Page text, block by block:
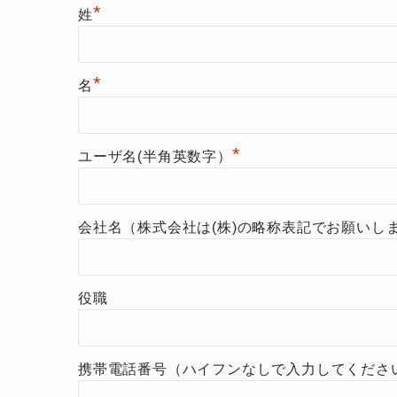
姓*
名*
ユーザ名(半角英数字） *
会社名（株式会社は(株)の略称表記でお願いしま
役職
携帯電話番号（ハイフンなしで入力してくださ